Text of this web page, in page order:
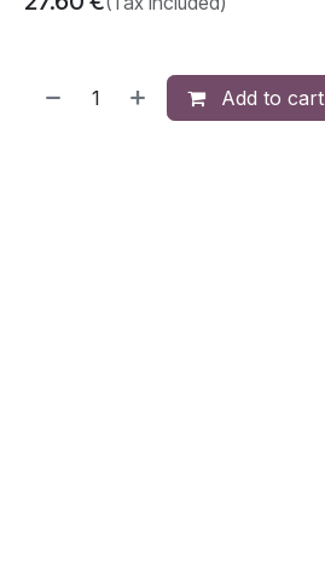
Add to cart